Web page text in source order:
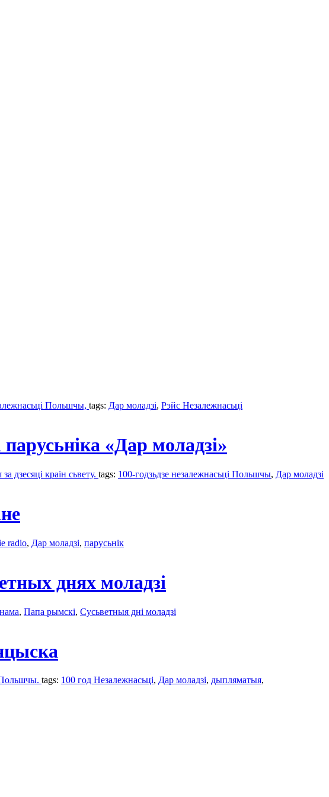
Польшчы, tags: Дар моладзі, Рэйс Незалежнасьці
«Дар моладзі»
дзесяці краін сьвету. tags: 100-годзьдзе незалежнасьці Польшчы, Дар моладзі
radio, Дар моладзі, парусьнік
днях моладзі
, Папа рымскi, Сусьветныя дні моладзі
Польшчы. tags: 100 год Незалежнасьці, Дар моладзі, дыпляматыя,